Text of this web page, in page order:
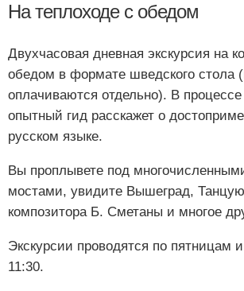
На теплоходе с обедом
Двухчасовая дневная экскурсия на
обедом в формате шведского стола
оплачиваются отдельно). В процессе
опытный гид расскажет о
русском языке.
Вы проплывете под
мостами, увидите Вышеград,
композитора Б. Сметаны и многое
Экскурсии проводятся по пятницам
11:30.